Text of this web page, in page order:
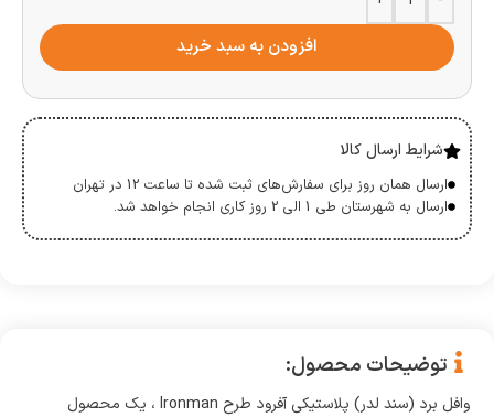
افزودن به سبد خرید
شرایط ارسال کالا
ارسال همان روز برای سفارش‌های ثبت شده تا ساعت 12 در تهران
ارسال به شهرستان طی 1 الی 2 روز کاری انجام خواهد شد.
توضیحات محصول:
وافل برد (سند لدر) پلاستیکی آفرود طرح Ironman ، یک محصول